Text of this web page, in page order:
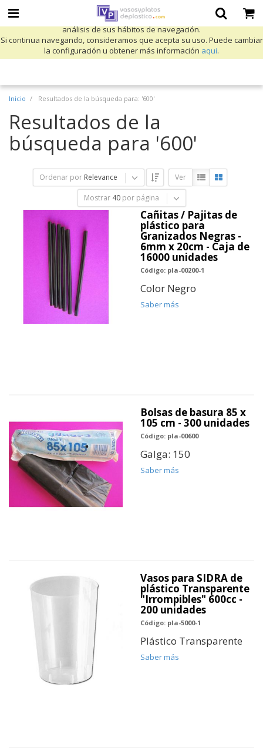
Utilizamos cookies propias y de terceros para mejorar nuestros servicios
y mostrarle publicidad relacionada con sus preferencias mediante el
análisis de sus hábitos de navegación.
Si continua navegando, consideramos que acepta su uso. Puede cambiar
la configuración u obtener más información aqui.
Inicio Resultados de la búsqueda para: '600'
Resultados de la
búsqueda para '600'
Ordenar por Relevance Ver
Mostrar 40 por página
Cañitas / Pajitas de
plástico para
Granizados Negras -
6mm x 20cm - Caja de
16000 unidades
Código: pla-00200-1
Color Negro
Saber más
Bolsas de basura 85 x
105 cm - 300 unidades
Código: pla-00600
Galga: 150
Saber más
Vasos para SIDRA de
plástico Transparente
"Irrompibles" 600cc -
200 unidades
Código: pla-5000-1
Plástico Transparente
Saber más